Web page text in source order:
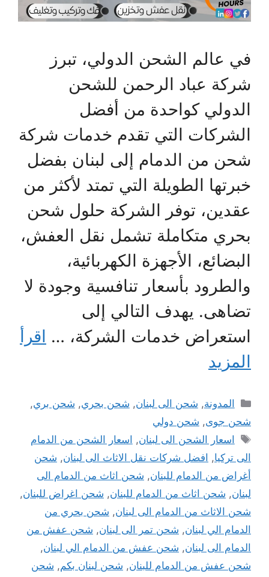
في عالم الشحن الدولي، تبرز
شركة عباد الرحمن للشحن
الدولي كواحدة من أفضل
الشركات التي تقدم خدمات شركة
شحن من الدمام إلى لبنان بفضل
خبرتها الطويلة التي تمتد لأكثر من
عقدين، توفر الشركة حلول شحن
بحري متكاملة تشمل نقل العفش،
البضائع، الأجهزة الكهربائية،
والطرود بأسعار تنافسية وجودة لا
تضاهى. يهدف التالي إلى
استعراض خدمات الشركة، … اقرأ
المزيد
التصنيفات
المدونة, شحن الى لبنان, شحن بحري, شحن بري,
شحن جوى, شحن دولي
الوسوم
اسعار الشحن الى لبنان, اسعار الشحن من الدمام
الى تركيا, افضل شركات نقل الاثاث الى لبنان, شحن
أغراض من الدمام للبنان, شحن اثاث من الدمام الى
لبنان, شحن اثاث من الدمام للبنان, شحن اغراض للبنان,
شحن الاثاث من الدمام الى لبنان, شحن بحري من
الدمام الي لبنان, شحن تمر الى لبنان, شحن عفش من
الدمام الى لبنان, شحن عفش من الدمام الي لبنان,
شحن عفش من الدمام للبنان, شحن لبنان بكم, شحن